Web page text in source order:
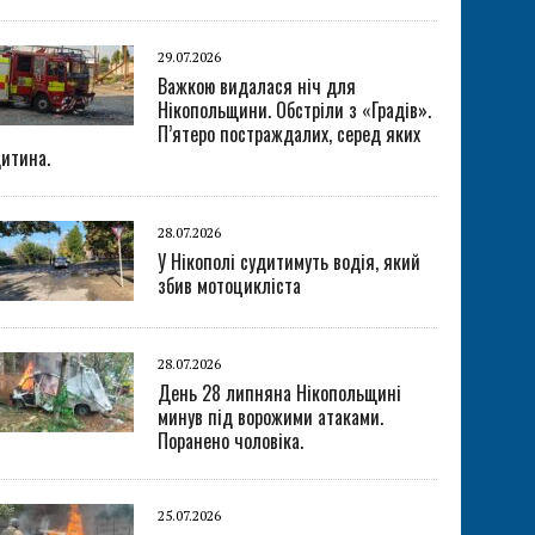
29.07.2026
Важкою видалася ніч для
Нікопольщини. Обстріли з «Градів».
П’ятеро постраждалих, серед яких
28.07.2026
У Нікополі судитимуть водія, який
збив мотоцикліста
28.07.2026
День 28 липняна Нікопольщині
минув під ворожими атаками.
Поранено чоловіка.
25.07.2026